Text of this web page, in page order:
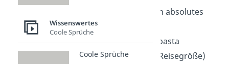
Toilettenpapier (ein absolutes
Muss!)
Zahnbürste/ Zahnpasta
Deo (möglichst in Reisegröße)
Wissenswertes
Coole Sprüche
Coole Sprüche